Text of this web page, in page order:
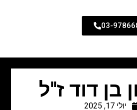
03-
בן דוד ז"ל
יולי 17, 2025